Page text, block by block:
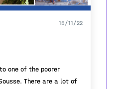
15/11/22
one of the poorer
There are a lot of